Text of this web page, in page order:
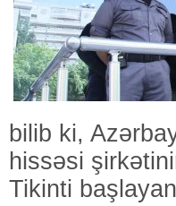
bilib ki,
hissəsi
Tikinti